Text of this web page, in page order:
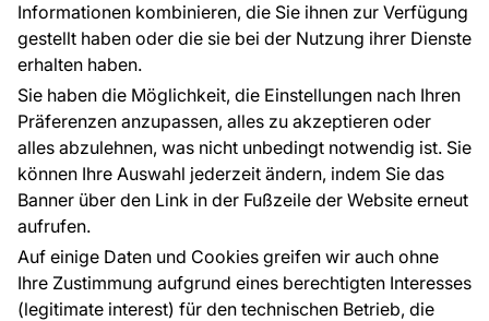
Informationen kombinieren, die Sie ihnen zur Verfügung
gestellt haben oder die sie bei der Nutzung ihrer Dienste
erhalten haben.
Sie haben die Möglichkeit, die Einstellungen nach Ihren
Präferenzen anzupassen, alles zu akzeptieren oder
alles abzulehnen, was nicht unbedingt notwendig ist. Sie
können Ihre Auswahl jederzeit ändern, indem Sie das
Banner über den Link in der Fußzeile der Website erneut
aufrufen.
Auf einige Daten und Cookies greifen wir auch ohne
Ihre Zustimmung aufgrund eines berechtigten Interesses
(legitimate interest) für den technischen Betrieb, die
Kontakt
Haben Sie Fragen? Wir helfen Ihnen gerne weiter
und beraten Sie persönlich.
+49 781 95633072
service@tapeteneshop.de
Zahlungsarten:
Die Zahlungen werden geleistet von: